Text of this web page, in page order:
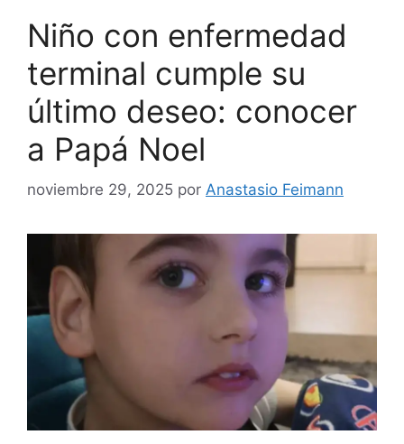
Niño con enfermedad
terminal cumple su
último deseo: conocer
a Papá Noel
noviembre 29, 2025 por Anastasio Feimann